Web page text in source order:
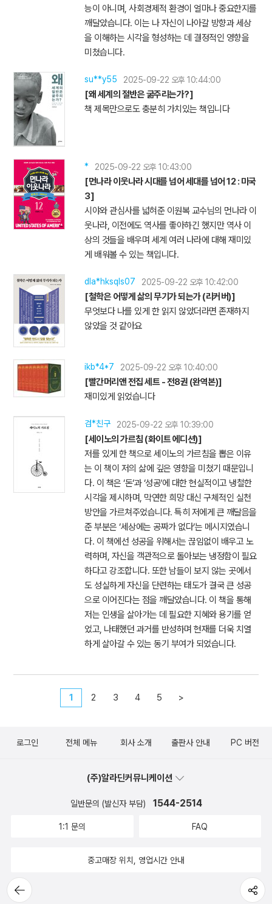
능이 아니며, 사회경제적 환경이 얼마나 중요한지를
깨달았습니다. 이는 나 자신이 나아갈 방향과 세상
을 이해하는 시각을 형성하는 데 결정적인 영향을
미쳤습니다.
su**y55 2025-09-22 오후 10:44:00
[왜 세계의 절반은 굶주리는가?]
책 제목만으로도 충분히 가치있는 책입니다
* 2025-09-22 오후 10:43:00
[먼나라 이웃나라 시대를 넘어 세대를 넘어 12 : 미국
3]
시야와 관심사를 넓혀준 이원복 교수님의 먼나라 이
웃나라, 이전에도 역사를 좋아하긴 했지만 역사 이
상의 것들을 배우며 세계 여러 나라에 대해 재미있
게 배워볼 수 있는 책입니다.
dla*hksqls07 2025-09-22 오후 10:42:00
[철학은 어떻게 삶의 무기가 되는가 (리커버)]
무엇보다 나를 있게 한 읽지 않았더라면 존재하지
않았을 것 같아요
ikb*4*7 2025-09-22 오후 10:40:00
[빨간머리앤 전집 세트 - 전8권 (완역본)]
재미있게 읽었습니다
검*친구 2025-09-22 오후 10:39:00
[세이노의 가르침 (화이트 에디션)]
저를 있게 한 책으로 세이노의 가르침을 뽑은 이유
는 이 책이 저의 삶에 깊은 영향을 미쳤기 때문입니
다. 이 책은 ‘돈‘과 ‘성공‘에 대한 현실적이고 냉철한
시각을 제시하며, 막연한 희망 대신 구체적인 실천
방안을 가르쳐주었습니다. 특히 저에게 큰 깨달음을
준 부분은 ‘세상에는 공짜가 없다‘는 메시지였습니
다. 이 책에선 성공을 위해서는 끊임없이 배우고 노
력하며, 자신을 객관적으로 돌아보는 냉정함이 필요
하다고 강조합니다. 또한 남들이 보지 않는 곳에서
도 성실하게 자신을 단련하는 태도가 결국 큰 성공
으로 이어진다는 점을 깨달았습니다. 이 책을 통해
저는 인생을 살아가는 데 필요한 지혜와 용기를 얻
었고, 나태했던 과거를 반성하며 현재를 더욱 치열
하게 살아갈 수 있는 동기 부여가 되었습니다.
1 2 3 4 5 >
뒤로가
기
로그인 전체 메뉴 회사 소개 출판사 안내 PC 버전
(주)알라딘커뮤니케이션
일반문의 (발신자 부담) 1544-2514
1:1 문의 FAQ
중고매장 위치, 영업시간 안내